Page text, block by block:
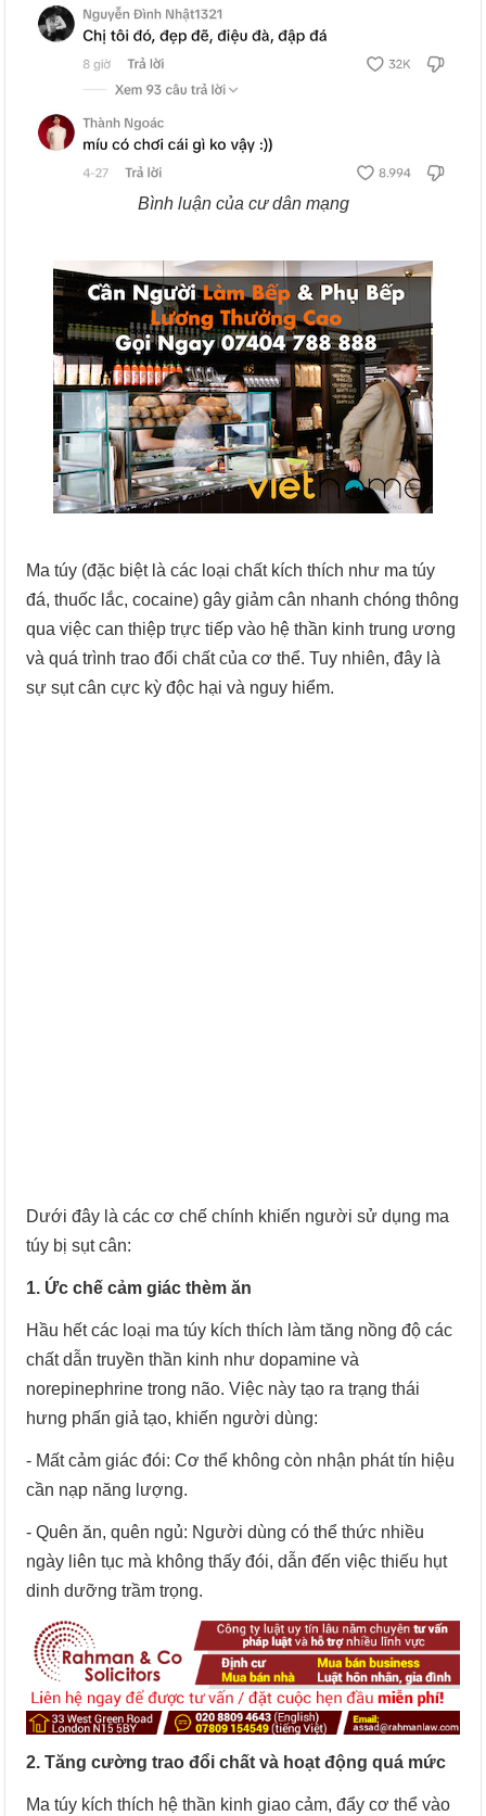
Bình luận của cư dân mạng
Ma túy (đặc biệt là các loại chất kích thích như ma túy
đá, thuốc lắc, cocaine) gây giảm cân nhanh chóng thông
qua việc can thiệp trực tiếp vào hệ thần kinh trung ương
và quá trình trao đổi chất của cơ thể. Tuy nhiên, đây là
sự sụt cân cực kỳ độc hại và nguy hiểm.
Dưới đây là các cơ chế chính khiến người sử dụng ma
túy bị sụt cân:
1. Ức chế cảm giác thèm ăn
Hầu hết các loại ma túy kích thích làm tăng nồng độ các
chất dẫn truyền thần kinh như dopamine và
norepinephrine trong não. Việc này tạo ra trạng thái
hưng phấn giả tạo, khiến người dùng:
- Mất cảm giác đói: Cơ thể không còn nhận phát tín hiệu
cần nạp năng lượng.
- Quên ăn, quên ngủ: Người dùng có thể thức nhiều
ngày liên tục mà không thấy đói, dẫn đến việc thiếu hụt
dinh dưỡng trầm trọng.
2. Tăng cường trao đổi chất và hoạt động quá mức
Ma túy kích thích hệ thần kinh giao cảm, đẩy cơ thể vào